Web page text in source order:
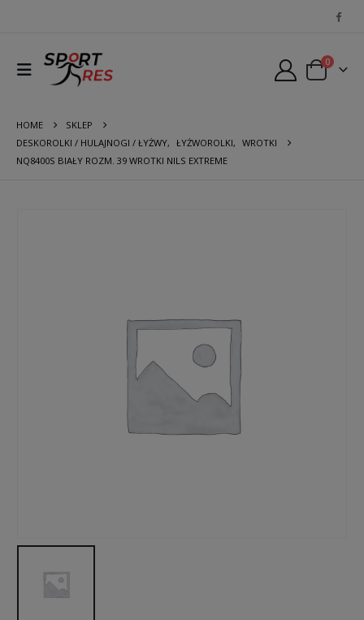
0
HOME
SKLEP
DESKOROLKI / HULAJNOGI / ŁYŻWY, ŁYŻWOROLKI, WROTKI
NQ8400S BIAŁY ROZM. 39 WROTKI NILS EXTREME